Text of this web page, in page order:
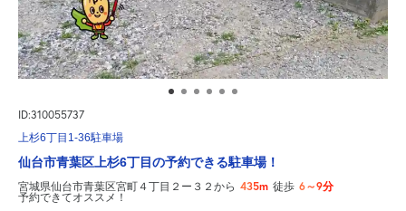
ID:310055737
上杉6丁目1-36駐車場
仙台市青葉区上杉6丁目の予約できる駐車場！
宮城県仙台市青葉区宮町４丁目２ー３２から 435m 徒歩 6～9分
予約できてオススメ！